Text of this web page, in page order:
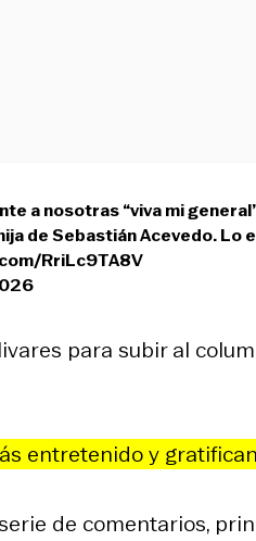
a nosotras “viva mi
de Sebastián Acevedo. Lo
RriLc9TA8V
para subir al
entretenido y
de comentarios,